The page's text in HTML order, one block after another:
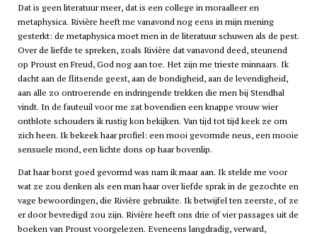
Dat is geen literatuur meer, dat is een college in moraalleer en
metaphysica. Rivière heeft me vanavond nog eens in mijn mening
gesterkt: de metaphysica moet men in de literatuur schuwen als de pest.
Over de liefde te spreken, zoals Rivière dat vanavond deed, steunend
op Proust en Freud, God nog aan toe. Het zijn me trieste minnaars. Ik
dacht aan de flitsende geest, aan de bondigheid, aan de levendigheid,
aan alle zo ontroerende en indringende trekken die men bij Stendhal
vindt. In de fauteuil voor me zat bovendien een knappe vrouw wier
ontblote schouders ik rustig kon bekijken. Van tijd tot tijd keek ze om
zich heen. Ik bekeek haar profiel: een mooi gevormde neus, een mooie
sensuele mond, een lichte dons op haar bovenlip.
Dat haar borst goed gevormd was nam ik maar aan. Ik stelde me voor
wat ze zou denken als een man haar over liefde sprak in de gezochte en
vage bewoordingen, die Rivière gebruikte. Ik betwijfel ten zeerste, of ze
er door bevredigd zou zijn. Rivière heeft ons drie of vier passages uit de
boeken van Proust voorgelezen. Eveneens langdradig, verward,